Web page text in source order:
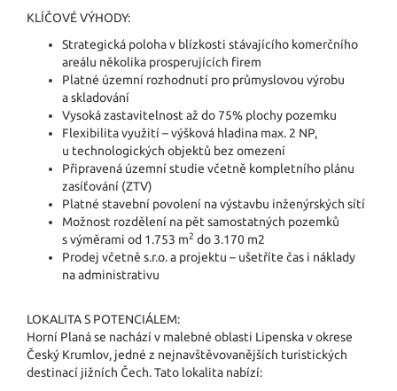
KLÍČOVÉ VÝHODY:
Strategická poloha v blízkosti stávajícího komerčního
areálu několika prosperujících firem
Platné územní rozhodnutí pro průmyslovou výrobu
a skladování
Vysoká zastavitelnost až do 75% plochy pozemku
Flexibilita využití – výšková hladina max. 2 NP,
u technologických objektů bez omezení
Připravená územní studie včetně kompletního plánu
zasíťování (ZTV)
Platné stavební povolení na výstavbu inženýrských sítí
Možnost rozdělení na pět samostatných pozemků
s výměrami od 1.753 m2 do 3.170 m2
Prodej včetně s.r.o. a projektu – ušetříte čas i náklady
na administrativu
LOKALITA S POTENCIÁLEM:
Horní Planá se nachází v malebné oblasti Lipenska v okrese
Český Krumlov, jedné z nejnavštěvo­vanějších turistických
destinací jižních Čech. Tato lokalita nabízí: